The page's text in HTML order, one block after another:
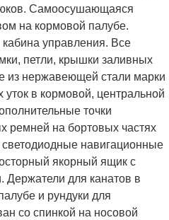
Самоосушающаяся
на кормовой палубе.
управления. Все
петли, крышки заливных
из нержавеющей стали марки
в кормовой, центральной
точки
ремней на бортовых частях
навигационные
якорный ящик с
Держатели для канатов в
и рундуки для
со спинкой на носовой